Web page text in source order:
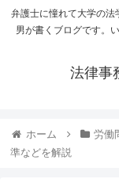
弁護士に憧れて大学の法
男が書くブログです。
法律事
ホーム 労働
準などを解説